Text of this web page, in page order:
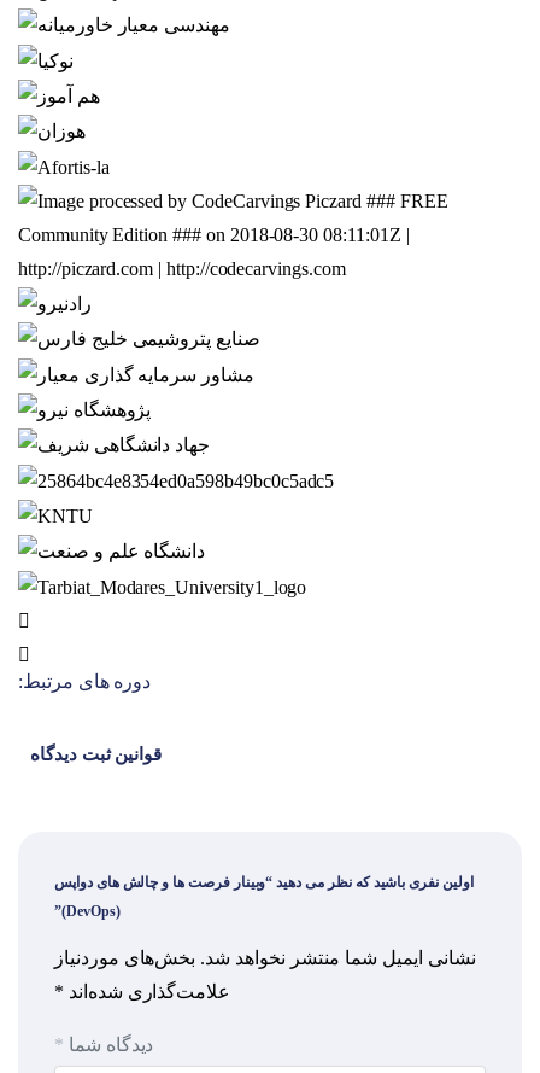
دوره های مرتبط:
قوانین ثبت دیدگاه
اولین نفری باشید که نظر می دهید “وبینار فرصت ها و چالش های دواپس
(DevOps)”
نشانی ایمیل شما منتشر نخواهد شد. بخش‌های موردنیاز
علامت‌گذاری شده‌اند *
دیدگاه شما *